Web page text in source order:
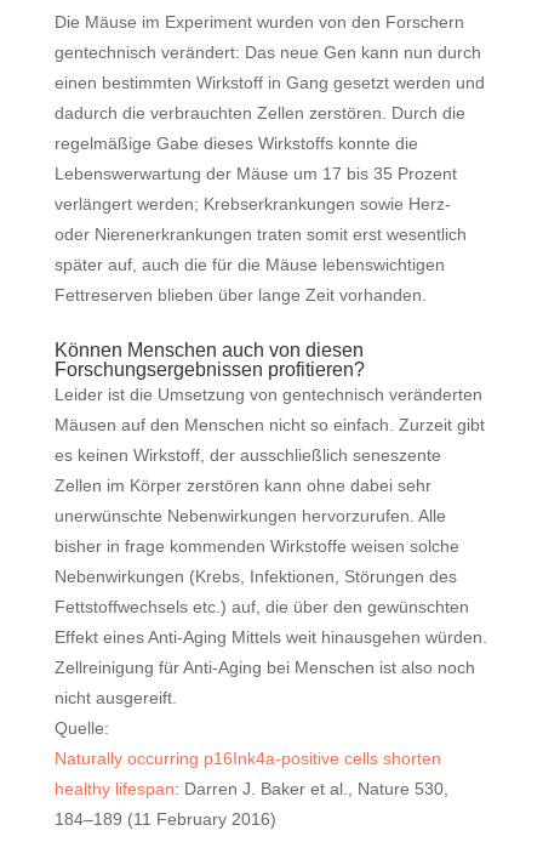
Die Mäuse im Experiment wurden von den Forschern
gentechnisch verändert: Das neue Gen kann nun durch
einen bestimmten Wirkstoff in Gang gesetzt werden und
dadurch die verbrauchten Zellen zerstören. Durch die
regelmäßige Gabe dieses Wirkstoffs konnte die
Lebenswerwartung der Mäuse um 17 bis 35 Prozent
verlängert werden; Krebserkrankungen sowie Herz-
oder Nierenerkrankungen traten somit erst wesentlich
später auf, auch die für die Mäuse lebenswichtigen
Fettreserven blieben über lange Zeit vorhanden.
Können Menschen auch von diesen
Forschungsergebnissen profitieren?
Leider ist die Umsetzung von gentechnisch veränderten
Mäusen auf den Menschen nicht so einfach. Zurzeit gibt
es keinen Wirkstoff, der ausschließlich seneszente
Zellen im Körper zerstören kann ohne dabei sehr
unerwünschte Nebenwirkungen hervorzurufen. Alle
bisher in frage kommenden Wirkstoffe weisen solche
Nebenwirkungen (Krebs, Infektionen, Störungen des
Fettstoffwechsels etc.) auf, die über den gewünschten
Effekt eines Anti-Aging Mittels weit hinausgehen würden.
Zellreinigung für Anti-Aging bei Menschen ist also noch
nicht ausgereift.
Quelle:
Naturally occurring p16Ink4a-positive cells shorten
healthy lifespan: Darren J. Baker et al., Nature 530,
184–189 (11 February 2016)